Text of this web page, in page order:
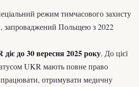
режим тимчасового захисту
запроваджений Польщею з 2022
до 30 вересня 2025 року. До цієї
UKR мають повне право
працювати, отримувати медичну